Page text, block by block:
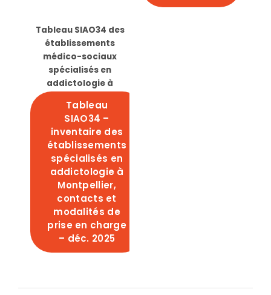
Tableau SIAO34 des
établissements
médico-sociaux
spécialisés en
addictologie à
Tableau
SIAO34 –
inventaire des
établissements
spécialisés en
addictologie à
Montpellier,
contacts et
modalités de
prise en charge
– déc. 2025